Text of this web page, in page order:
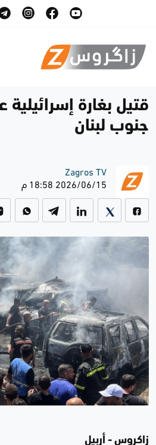
قتيل بغارة
جنوب لبنان
Zagros TV
2026/06/15 18:58 م
زاكروس - أربيل